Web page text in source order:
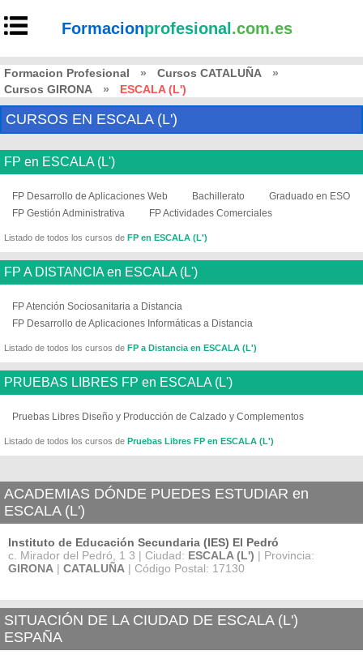
Formacionprofesional .com.es
Formacion Profesional » Cursos CATALUÑA
»
Cursos GIRONA
» ESCALA (L')
CURSOS EN ESCALA (L')
FP en ESCALA (L')
FP Desarrollo de Aplicaciones Web Bachillerato
Graduado en ESO
FP Gestión Administrativa
FP Actividades Comerciales
Listado de todos los cursos de FP en ESCALA (L')
FP A DISTANCIA en ESCALA (L')
FP Atención Sociosanitaria a Distancia
FP Desarrollo de Aplicaciones Informáticas a Distancia
Listado de todos los cursos de FP a Distancia en ESCALA (L')
PRUEBAS LIBRES FP en ESCALA (L')
Pruebas Libres Diseño y Producción de Calzado y Complementos
Listado de todos los cursos de Pruebas Libres FP en ESCALA (L')
ACADEMIAS DÓNDE PUEDES ESTUDIAR en
ESCALA (L')
Instituto de Educación Secundaria (IES) El Pedró
c. Mirador del Pedró, 1 3 | Ciudad: ESCALA (L') | Provincia:
GIRONA | CATALUÑA | Código Postal: 17130
SITUACIÓN DE LA CIUDAD DE ESCALA (L')
ESPAÑA